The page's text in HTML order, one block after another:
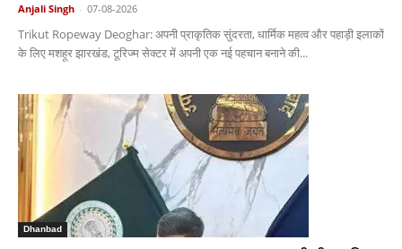
Anjali Singh - 07-08-2026
Trikut Ropeway Deoghar: अपनी प्राकृतिक सुंदरता, धार्मिक महत्व और पहाड़ी इलाकों
के लिए मशहूर झारखंड, टूरिज्म सेक्टर में अपनी एक नई पहचान बनाने की...
Dhanbad